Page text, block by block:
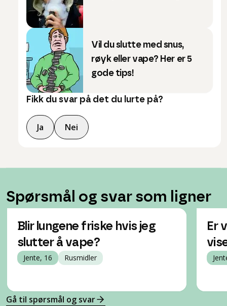
Vil du slutte med snus,
røyk eller vape? Her er 5
gode tips!
Fikk du svar på det du lurte på?
Ja Nei
Spørsmål og svar som ligner
Blir lungene friske hvis jeg
slutter å vape?
Jente, 16 Rusmidler
Er
Gå til spørsmål og svar